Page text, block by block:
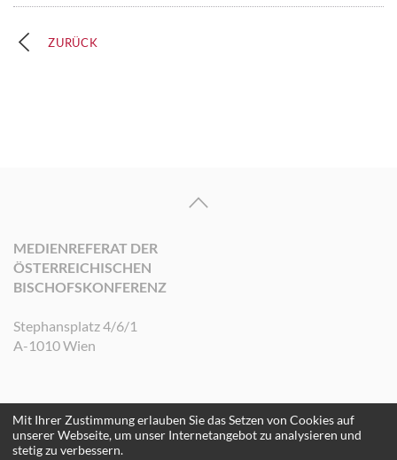
ZURÜCK
MEDIENREFERAT DER
ÖSTERREICHISCHEN
BISCHOFSKONFERENZ
Stephansplatz 4/6/1
A-1010 Wien
©2026 Medienreferat der Österreichischen Bischofskonferenz. Alle Rechte
vorbehalten.
Mit Ihrer Zustimmung erlauben Sie das Setzen von Cookies auf
unserer Webseite, um unser Internetangebot zu analysieren und
stetig zu verbessern.